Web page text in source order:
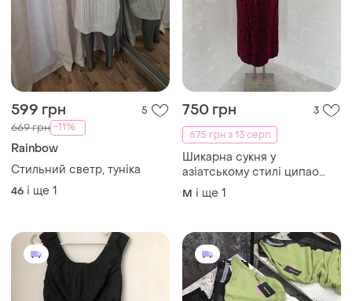
599 грн 5
669 грн -11%
Rainbow
Стильний светр, туніка
46 і ще 1
750 грн
3
675 грн з 13 серп
Шикарна сукня у
азіатському стилі ципао
hamells wavelength
M і ще 1